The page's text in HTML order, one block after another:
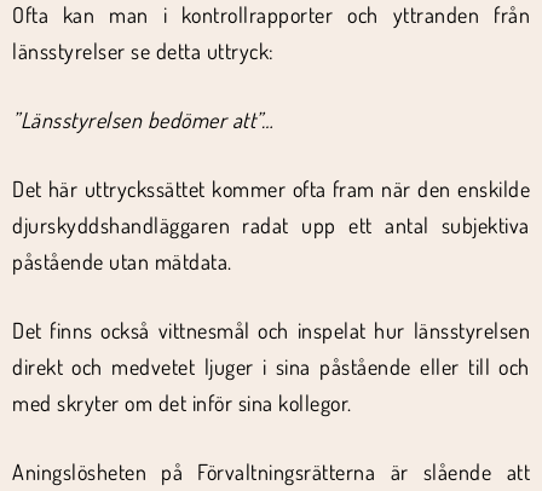
Ofta kan man i kontrollrapporter och yttranden från
länsstyrelser se detta uttryck:
”Länsstyrelsen bedömer att”…
Det här uttryckssättet kommer ofta fram när den enskilde
djurskyddshandläggaren radat upp ett antal subjektiva
påstående utan mätdata.
Det finns också vittnesmål och inspelat hur länsstyrelsen
direkt och medvetet ljuger i sina påstående eller till och
med skryter om det inför sina kollegor.
Aningslösheten på Förvaltningsrätterna är slående att